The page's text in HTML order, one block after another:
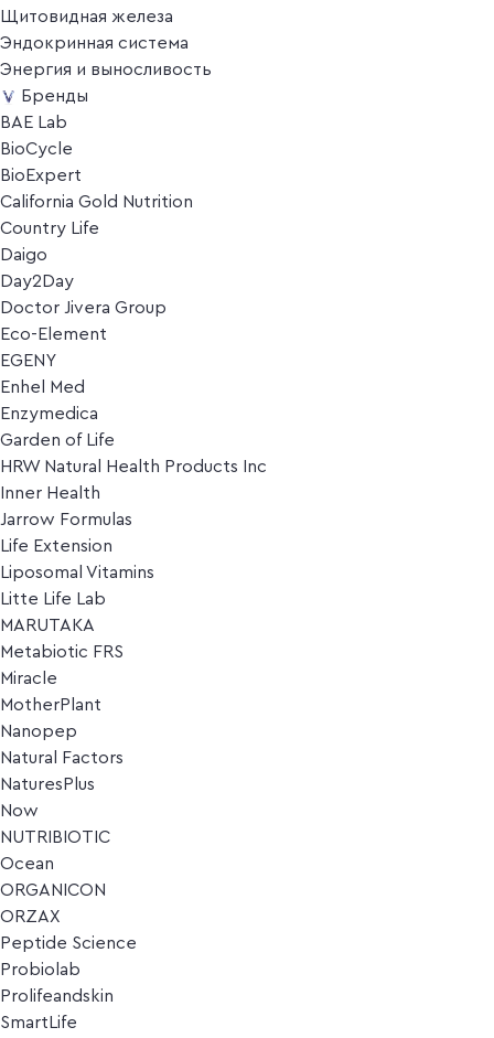
Щитовидная железа
Эндокринная система
Энергия и выносливость
Бренды
BAE Lab
BioCycle
BioExpert
California Gold Nutrition
Country Life
Daigo
Day2Day
Doctor Jivera Group
Eco-Element
EGENY
Enhel Med
Enzymedica
Garden of Life
HRW Natural Health Products Inc
Inner Health
Jarrow Formulas
Life Extension
Liposomal Vitamins
Litte Life Lab
MARUTAKA
Metabiotic FRS
Miracle
MotherPlant
Nanopep
Natural Factors
NaturesPlus
Now
NUTRIBIOTIC
Ocean
ORGANICON
ORZAX
Peptide Science
Probiolab
Prolifeandskin
SmartLife